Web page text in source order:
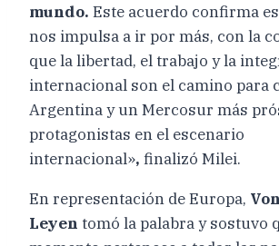
mundo. Este acuerdo confirma
nos impulsa a ir por más, con la
que la libertad, el trabajo y la
internacional son el camino para
Argentina y un Mercosur más
protagonistas en el escenario
internacional», finalizó Milei.
En representación de Europa,
Leyen tomó la palabra y sostuvo